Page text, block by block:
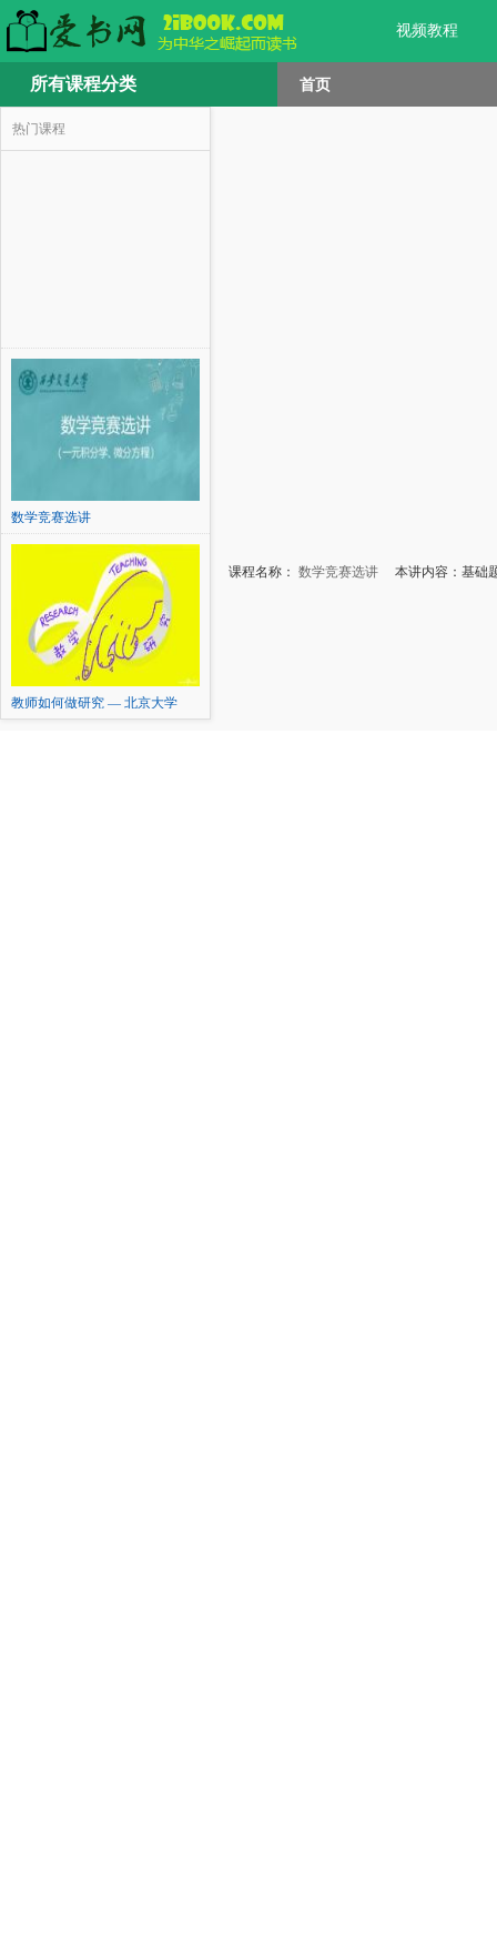
视频教程
所有课程分类 首页
热门课程
数学竞赛选讲
教师如何做研究 — 北京大学
课程名称： 数学竞赛选讲 本讲内容：基础